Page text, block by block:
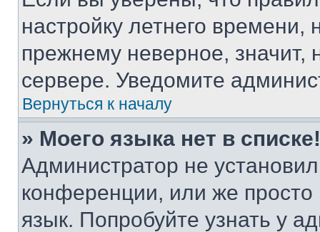
настройку летнего
прежнему неверное, значит,
сервере. Уведомите
Вернуться к началу
» Моего языка нет в списке!
Администратор не
конференции, или же
язык. Попробуйте узнать у